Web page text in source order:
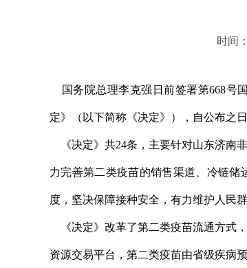
时间
国务院总理李克强日前签署第668号
定》（以下简称《决定》），自公布之日
《决定》共24条，主要针对山东济南
力完善第二类疫苗的销售渠道、冷链储
度，坚决保障接种安全，有力维护人民
《决定》改革了第二类疫苗流通方式
资源交易平台，第二类疫苗由省级疾病